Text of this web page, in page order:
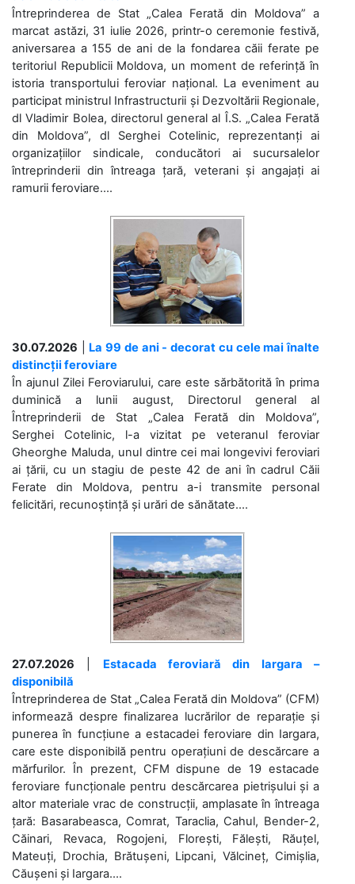
Întreprinderea de Stat „Calea Ferată din Moldova” a
marcat astăzi, 31 iulie 2026, printr-o ceremonie festivă,
aniversarea a 155 de ani de la fondarea căii ferate pe
teritoriul Republicii Moldova, un moment de referință în
istoria transportului feroviar național. La eveniment au
participat ministrul Infrastructurii și Dezvoltării Regionale,
dl Vladimir Bolea, directorul general al Î.S. „Calea Ferată
din Moldova”, dl Serghei Cotelinic, reprezentanți ai
organizațiilor sindicale, conducători ai sucursalelor
întreprinderii din întreaga țară, veterani și angajați ai
ramurii feroviare....
30.07.2026
La 99 de ani - decorat cu cele mai înalte
distincții feroviare
În ajunul Zilei Feroviarului, care este sărbătorită în prima
duminică a lunii august, Directorul general al
Întreprinderii de Stat „Calea Ferată din Moldova”,
Serghei Cotelinic, l-a vizitat pe veteranul feroviar
Gheorghe Maluda, unul dintre cei mai longevivi feroviari
ai țării, cu un stagiu de peste 42 de ani în cadrul Căii
Ferate din Moldova, pentru a-i transmite personal
felicitări, recunoștință și urări de sănătate....
27.07.2026
Estacada feroviară din Iargara –
disponibilă
Întreprinderea de Stat „Calea Ferată din Moldova” (CFM)
informează despre finalizarea lucrărilor de reparație și
punerea în funcțiune a estacadei feroviare din Iargara,
care este disponibilă pentru operațiuni de descărcare a
mărfurilor. În prezent, CFM dispune de 19 estacade
feroviare funcționale pentru descărcarea pietrișului și a
altor materiale vrac de construcții, amplasate în întreaga
țară: Basarabeasca, Comrat, Taraclia, Cahul, Bender-2,
Căinari, Revaca, Rogojeni, Florești, Fălești, Răuțel,
Mateuți, Drochia, Brătușeni, Lipcani, Vălcineț, Cimișlia,
Căușeni și Iargara....